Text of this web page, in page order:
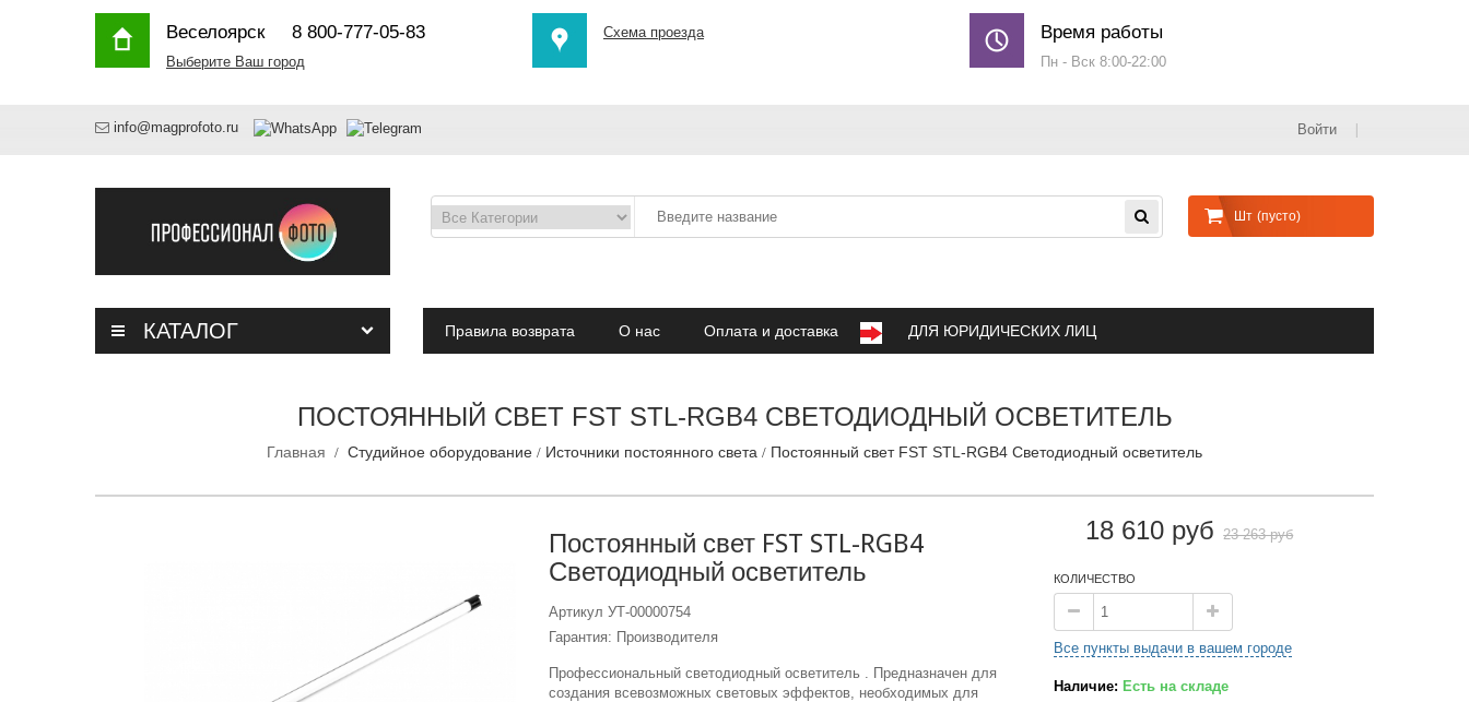
Веселоярск8 800-777-05-83
Выберите Ваш город
Схема проезда Время работы
Пн - Вск 8:00-22:00
info@magprofoto.ru Войти
Шт (пусто)
КАТАЛОГ Правила возврата О нас Оплата и доставка ДЛЯ ЮРИДИЧЕСКИХ ЛИЦ
ПОСТОЯННЫЙ СВЕТ FST STL-RGB4 СВЕТОДИОДНЫЙ ОСВЕТИТЕЛЬ
Главная Студийное оборудование Источники постоянного света Постоянный свет FST STL-RGB4 Светодиодный осветитель
Постоянный свет FST STL-RGB4
Светодиодный осветитель
Артикул УТ-00000754
Гарантия: Производителя
Профессиональный светодиодный осветитель . Предназначен для
создания всевозможных световых эффектов, необходимых для
18 610 руб 23 263 руб
КОЛИЧЕСТВО
Все пункты выдачи в вашем городе
Наличие: Есть на складе